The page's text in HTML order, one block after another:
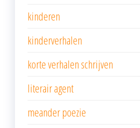
kinderen
kinderverhalen
korte verhalen schrijven
literair agent
meander poezie